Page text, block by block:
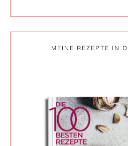
MEINE REZEPTE IN